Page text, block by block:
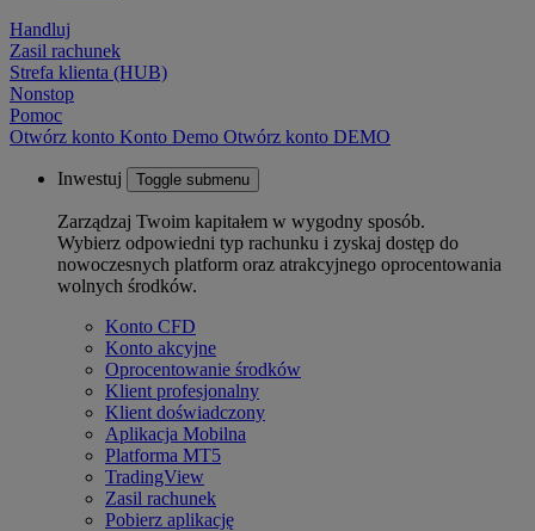
Handluj
Zasil rachunek
Strefa klienta (HUB)
Nonstop
Pomoc
Otwórz konto Konto Demo Otwórz konto DEMO
Inwestuj Toggle submenu
Zarządzaj Twoim kapitałem w wygodny sposób.
Wybierz odpowiedni typ rachunku i zyskaj dostęp do
nowoczesnych platform oraz atrakcyjnego oprocentowania
wolnych środków.
Konto CFD
Konto akcyjne
Oprocentowanie środków
Klient profesjonalny
Klient doświadczony
Aplikacja Mobilna
Platforma MT5
TradingView
Zasil rachunek
Pobierz aplikację